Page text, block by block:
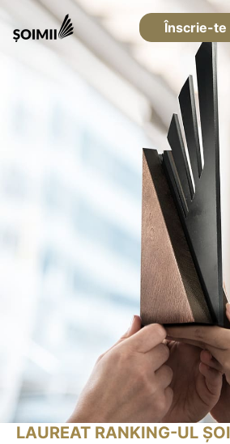
Înscrie-te
LAUREAT RANKING-UL